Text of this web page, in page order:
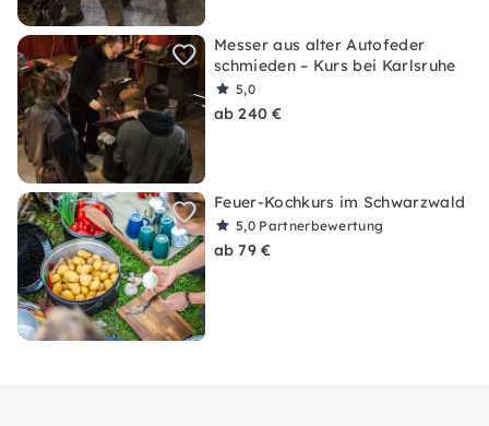
Messer aus alter Autofeder
schmieden – Kurs bei Karlsruhe
5,0
ab 240 €
Feuer-Kochkurs im Schwarzwald
5,0 Partnerbewertung
ab 79 €